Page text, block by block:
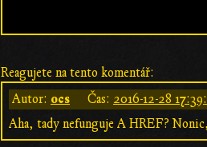
Reagujete na tento komentář:
Autor: ocs Čas: 2016-12-28
Aha, tady nefunguje A HREF?